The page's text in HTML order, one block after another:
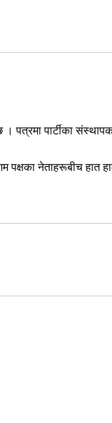
। पत्रमा पार्टीका
पक्षका नेताहरूबीच हात